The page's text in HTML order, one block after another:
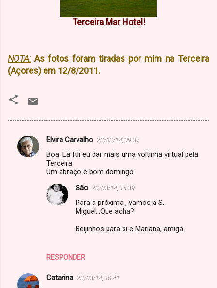
Terceira Mar Hotel!
NOTA: As fotos foram tiradas por mim na Terceira
(Açores) em 12/8/2011.
C
o
s
Elvira Carvalho 23/03/14, 09:37
Boa. Lá fui eu dar mais uma voltinha virtual pela
Terceira.
Um abraço e bom domingo
RESPONDER
São 23/03/14, 15:39
Para a próxima , vamos a S.
Miguel...Que acha?
Beijinhos para si e Mariana, amiga
Catarina 23/03/14, 10:41